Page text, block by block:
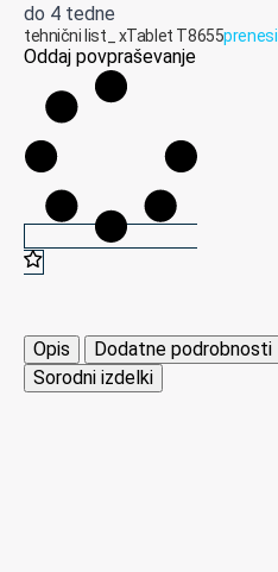
do 4 tedne
tehnični list_ xTablet T8655prenesi
Oddaj povpraševanje
Opis Dodatne podrobnosti
Sorodni izdelki